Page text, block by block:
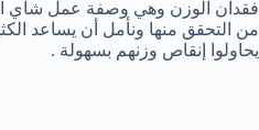
فقدان الوزن وهي وصفة عمل شاي
من التحقق منها ونأمل أن يساعد
يحاولوا إنقاص وزنهم بسهولة .